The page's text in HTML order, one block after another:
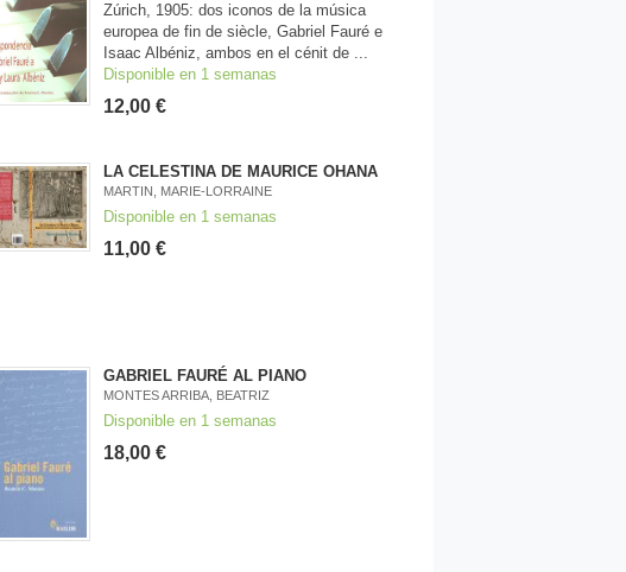
Zúrich, 1905: dos iconos de la música
europea de fin de siècle, Gabriel Fauré e
Isaac Albéniz, ambos en el cénit de ...
Disponible en 1 semanas
12,00 €
LA CELESTINA DE MAURICE OHANA
MARTIN, MARIE-LORRAINE
Disponible en 1 semanas
11,00 €
GABRIEL FAURÉ AL PIANO
MONTES ARRIBA, BEATRIZ
Disponible en 1 semanas
18,00 €